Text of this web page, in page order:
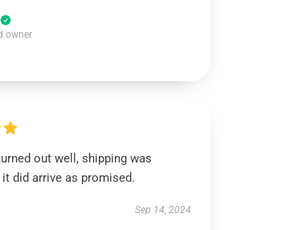
owner
out well, shipping was
did arrive as promised.
Sep 14, 2024